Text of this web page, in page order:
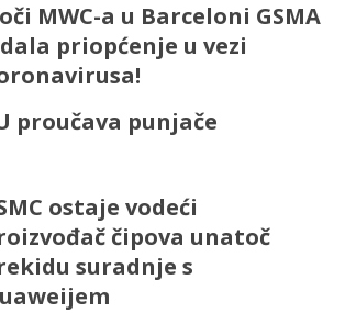
MWC-a u Barceloni GSMA
priopćenje u vezi
proučava punjače
ostaje vodeći
čipova unatoč
suradnje s